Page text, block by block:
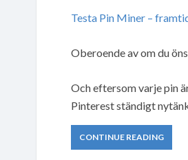
Testa Pin Miner –
Oberoende av om du
Och eftersom varje pin
Pinterest ständigt
CONTINUE READING